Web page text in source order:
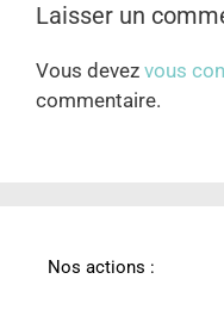
Laisser un
Vous devez vous
commentaire.
Nos actions :